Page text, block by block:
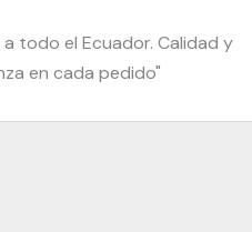
todo el Ecuador. Calidad y
en cada pedido"